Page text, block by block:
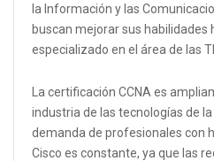
la Información y las
buscan mejorar sus habilidades
especializado en el área de las
La certificación CCNA es
industria de las tecnologías de
demanda de profesionales con
Cisco es constante, ya que las